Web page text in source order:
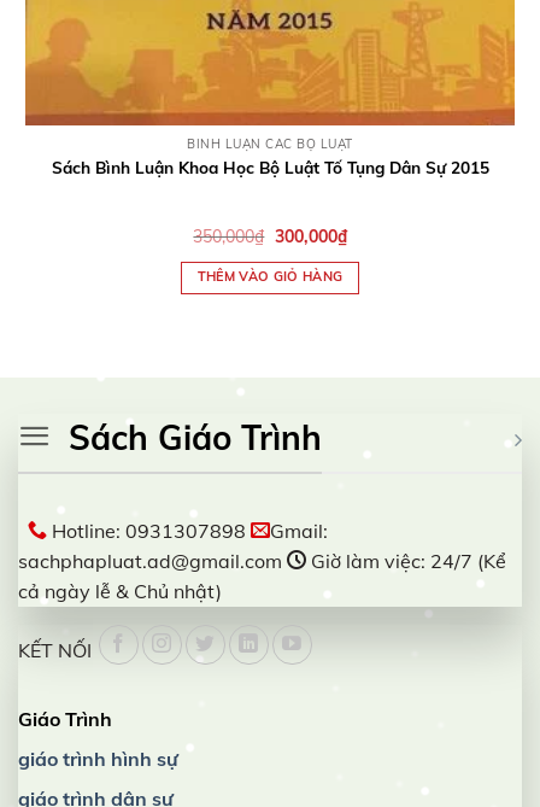
QUICK VIEW
BÌNH LUẬN CÁC BỘ LUẬT
Sách Bình Luận Khoa Học Bộ Luật Tố Tụng Dân Sự 2015
350,000₫ Giá
gốc
là:
350,000₫.
300,000₫Giá
hiện
tại
300,000₫.
THÊM VÀO GIỎ HÀNG
Sách Giáo Trình
Hotline: 0931307898
Gmail:
sachphapluat.ad@gmail.com
Giờ làm việc: 24/7 (Kể
cả ngày lễ & Chủ nhật)
KẾT NỐI
Giáo Trình
giáo trình hình sự
giáo trình dân sự